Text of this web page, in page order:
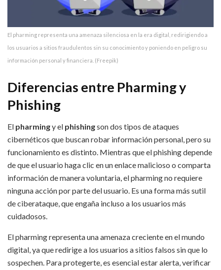
El pharming representa una amenaza silenciosa en la era digital, redirigiendo a
los usuarios a sitios fraudulentos sin su conocimiento y poniendo en peligro su
información personal y financiera. (Freepik)
Diferencias entre Pharming y
Phishing
El pharmingy el phishingson dos tipos de ataques
cibernéticos que buscan robar información personal, pero su
funcionamiento es distinto. Mientras que el phishing depende
de que el usuario haga clic en un enlace malicioso o comparta
información de manera voluntaria, el pharming no requiere
ninguna acción por parte del usuario. Es una forma más sutil
de ciberataque, que engaña incluso a los usuarios más
cuidadosos.
El pharming representa una amenaza creciente en el mundo
digital, ya que redirige a los usuarios a sitios falsos sin que lo
sospechen. Para protegerte, es esencial estar alerta, verificar